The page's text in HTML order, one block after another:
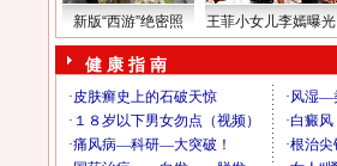
新版“西游”绝密照 王菲小女儿李嫣曝光
健 康 指 南